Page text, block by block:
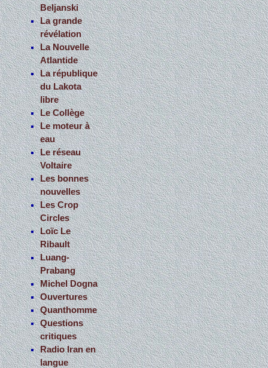
Beljanski
La grande
révélation
La Nouvelle
Atlantide
La république
du Lakota
libre
Le Collège
Le moteur à
eau
Le réseau
Voltaire
Les bonnes
nouvelles
Les Crop
Circles
Loïc Le
Ribault
Luang-
Prabang
Michel Dogna
Ouvertures
Quanthomme
Questions
critiques
Radio Iran en
langue